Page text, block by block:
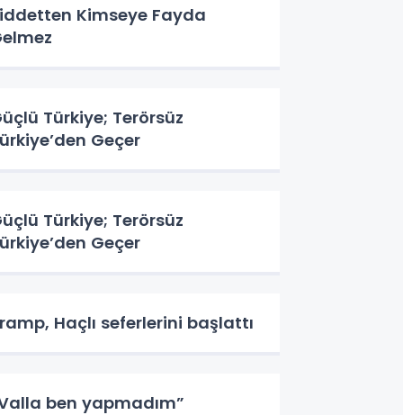
Kimseye Fayda
Türkiye; Terörsüz
Geçer
Türkiye; Terörsüz
Geçer
Haçlı seferlerini başlattı
ben yapmadım”